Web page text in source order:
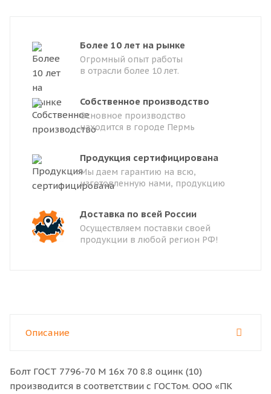
Более 10 лет на рынке
Огромный опыт работы
в отрасли более 10 лет.
Собственное производство
Основное производство
находится в городе Пермь
Продукция сертифицирована
Мы даем гарантию на всю,
изготовленную нами, продукцию
Доставка по всей России
Осуществляем поставки своей
продукции в любой регион РФ!
Описание
Болт ГОСТ 7796-70 M 16x 70 8.8 оцинк (10)
производится в соответствии с ГОСТом. ООО «ПК